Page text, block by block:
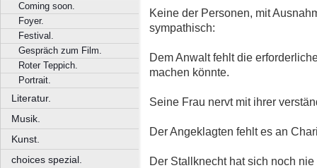
Coming soon.
Foyer.
Festival.
Gespräch zum Film.
Roter Teppich.
Portrait.
Literatur.
Musik.
Kunst.
choices spezial.
Keine der Personen, mit
sympathisch:
Dem Anwalt fehlt die
machen könnte.
Seine Frau nervt mit ihrer
Der Angeklagten fehlt es an
Der Stallknecht hat sich noch